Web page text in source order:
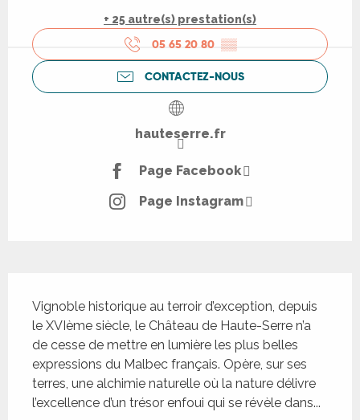
+ 25 autre(s) prestation(s)
05 65 20 80 ▒▒
CONTACTEZ-NOUS
hauteserre.fr
Page Facebook
Page Instagram
Vignoble historique au terroir d’exception, depuis
le XVIème siècle, le Château de Haute-Serre n’a
de cesse de mettre en lumière les plus belles
expressions du Malbec français. Opère, sur ses
terres, une alchimie naturelle où la nature délivre
l’excellence d’un trésor enfoui qui se révèle dans...